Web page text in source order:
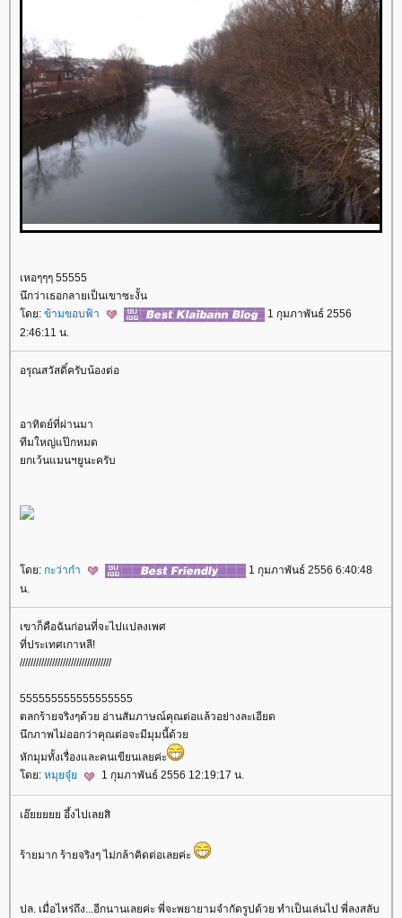
เหอๆๆๆ 55555
นึกว่าเธอกลายเป็นเขาซะงั้น
ดย: ข้ามขอบฟ้า
1 กุมภาพันธ์ 2556
2:46:11 น.
อรุณสวัสดิ์ครับน้องต่อ
อาทิตย์ที่ผ่านมา
ทีมใหญ่แป๊กหมด
กเว้นแมนฯยูนะครับ
ดย: กะว่าก๋า
1 กุมภาพันธ์ 2556 6:40:48
น.
เขาก็คือฉันก่อนที่จะไปแปลงเพศ
ที่ประเทศเกาหลี!
//////////////////////////////////
555555555555555555
ตลกร้ายจริงๆด้วย อ่านสัมภาษณ์คุณต่อแล้วอย่างละเอียด
นึกภาพไม่ออกว่าคุณต่อจะมีมุมนี้ด้ว
หักมุมทั้งเรื่องและคนเขียนเลยค่ะ
ดย: หมุยจุ๋ 1 กุมภาพันธ์ 2556 12:19:17 น.
เอ๊ยยยยย อึ้งไปเลยสิ
ร้ายมาก ร้ายจริงๆ ไม่กล้าคิดต่อเลยค่ะ
ปล. เมื่อไหร่ถึง...อีกนานเลยค่ะ พี่จะพยายามจำกัดรูปด้วย ทำเป็นเล่นไป พี่ลงสลับ